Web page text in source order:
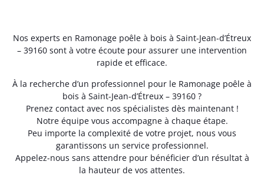
Nos experts en Ramonage poêle à bois à Saint-Jean-d’Étreux
– 39160 sont à votre écoute pour assurer une intervention
rapide et efficace.
À la recherche d’un professionnel pour le Ramonage poêle à
bois à Saint-Jean-d’Étreux – 39160 ?
Prenez contact avec nos spécialistes dès maintenant !
Notre équipe vous accompagne à chaque étape.
Peu importe la complexité de votre projet, nous vous
garantissons un service professionnel.
Appelez-nous sans attendre pour bénéficier d’un résultat à
la hauteur de vos attentes.